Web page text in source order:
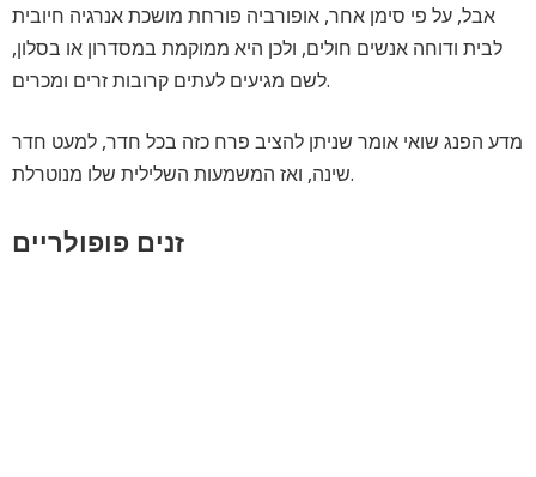
אבל, על פי סימן אחר, אופורביה פורחת מושכת אנרגיה חיובית
לבית ודוחה אנשים חולים, ולכן היא ממוקמת במסדרון או בסלון,
לשם מגיעים לעתים קרובות זרים ומכרים.
מדע הפנג שואי אומר שניתן להציב פרח כזה בכל חדר, למעט חדר
שינה, ואז המשמעות השלילית שלו מנוטרלת.
זנים פופולריים